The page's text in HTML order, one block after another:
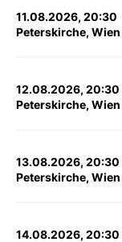
11.08.2026, 20:30
Peterskirche, Wien
12.08.2026, 20:30
Peterskirche, Wien
13.08.2026, 20:30
Peterskirche, Wien
14.08.2026, 20:30